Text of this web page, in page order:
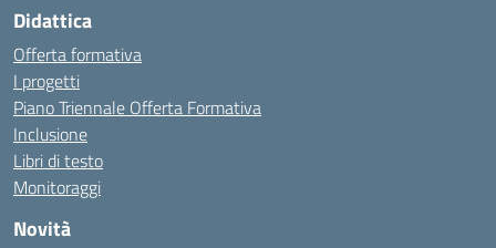
Didattica
Offerta formativa
I progetti
Piano Triennale Offerta Formativa
Inclusione
Libri di testo
Monitoraggi
Novità